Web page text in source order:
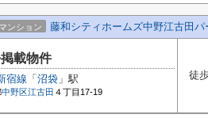
ンション 藤和シティホームズ中野江古田パ
載物件
宿線 「 沼袋 」駅
中野区江古田 ４丁目17-19
徒